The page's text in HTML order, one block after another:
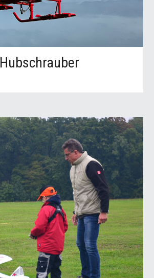
Hubschrauber